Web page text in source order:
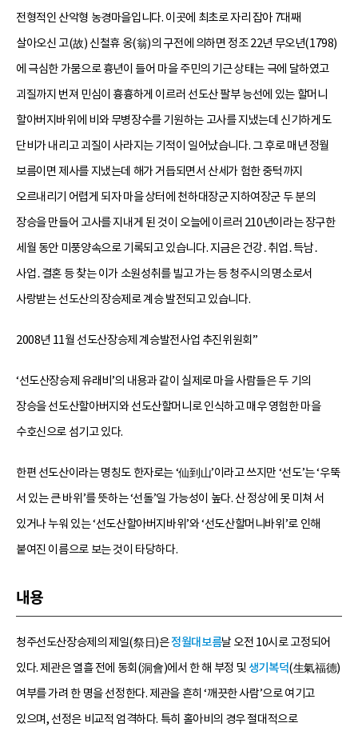
전형적인 산악형 농경마을입니다. 이곳에 최초로 자리 잡아 7대째
살아오신 고(故) 신철휴 옹(翁)의 구전에 의하면 정조 22년 무오년(1798)
에 극심한 가뭄으로 흉년이 들어 마을 주민의 기근 상태는 극에 달하였고
괴질까지 번져 민심이 흉흉하게 이르러 선도산 팔부 능선에 있는 할머니
할아버지바위에 비와 무병장수를 기원하는 고사를 지냈는데 신기하게도
단비가 내리고 괴질이 사라지는 기적이 일어났습니다. 그 후로 매년 정월
보름이면 제사를 지냈는데 해가 거듭되면서 산세가 험한 중턱까지
오르내리기 어렵게 되자 마을 상터에 천하대장군 지하여장군 두 분의
장승을 만들어 고사를 지내게 된 것이 오늘에 이르러 210년이라는 장구한
세월 동안 미풍양속으로 기록되고 있습니다. 지금은 건강․취업․득남․
사업․결혼 등 찾는 이가 소원성취를 빌고 가는 등 청주시의 명소로서
사랑받는 선도산의 장승제로 계승 발전되고 있습니다.
2008년 11월 선도산장승제 계승발전사업 추진위원회”
‘선도산장승제 유래비’의 내용과 같이 실제로 마을 사람들은 두 기의
장승을 선도산할아버지와 선도산할머니로 인식하고 매우 영험한 마을
수호신으로 섬기고 있다.
한편 선도산이라는 명칭도 한자로는 ‘仙到山’이라고 쓰지만 ‘선도’는 ‘우뚝
서 있는 큰 바위’를 뜻하는 ‘선돌’일 가능성이 높다. 산 정상에 못 미쳐 서
있거나 누워 있는 ‘선도산할아버지바위’와 ‘선도산할머니바위’로 인해
붙여진 이름으로 보는 것이 타당하다.
내용
청주선도산장승제의 제일(祭日)은정월대보름날 오전 10시로 고정되어
있다. 제관은 열흘 전에 동회(洞會)에서 한 해 부정 및생기복덕(生氣福德)
여부를 가려 한 명을 선정한다. 제관을 흔히 ‘깨끗한 사람’으로 여기고
있으며, 선정은 비교적 엄격하다. 특히 홀아비의 경우 절대적으로